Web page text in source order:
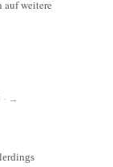
auf weitere
· →